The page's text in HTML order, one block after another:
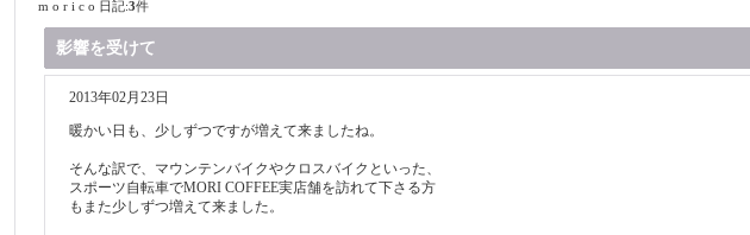
m o r i c o 日記:3件
影響を受けて
2013年02月23日
暖かい日も、少しずつですが増えて来ましたね。
そんな訳で、マウンテンバイクやクロスバイクといった、
スポーツ自転車でMORI COFFEE実店舗を訪れて下さる方
もまた少しずつ増えて来ました。